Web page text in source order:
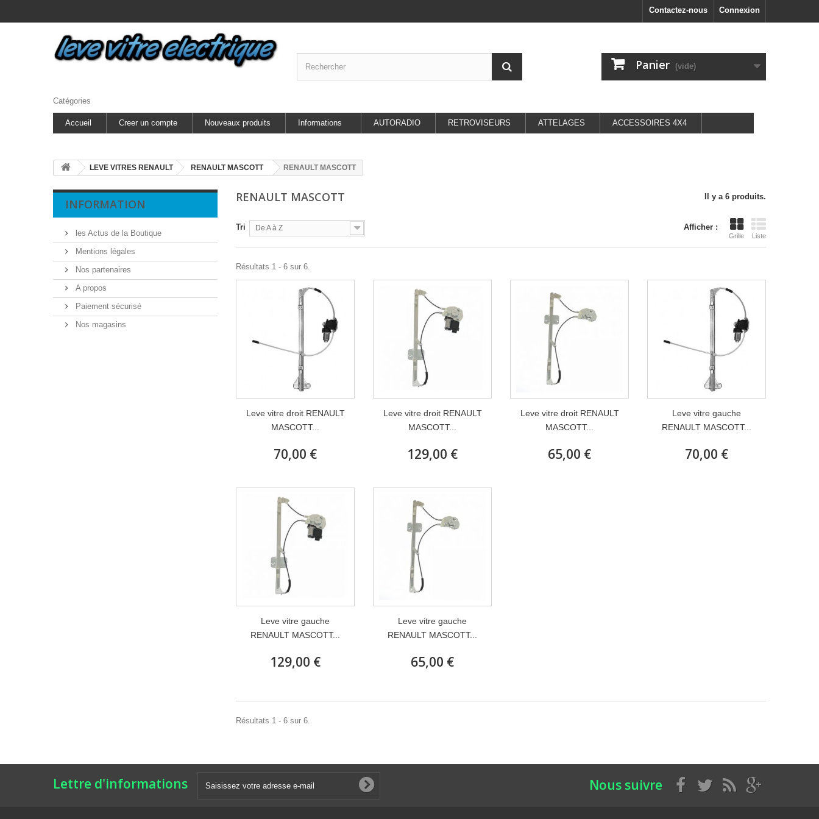
Connexion
Contactez-nous
Panier (vide)
Catégories
Accueil Creer un compte Nouveaux produits Informations AUTORADIO RETROVISEURS ATTELAGES ACCESSOIRES 4X4
LEVE VITRES RENAULT RENAULT MASCOTT RENAULT MASCOTT
INFORMATION
les Actus de la Boutique
Mentions légales
Nos partenaires
A propos
Paiement sécurisé
Nos magasins
RENAULT MASCOTT Il y a 6 produits.
Afficher :
Grille Liste
Tri De A à Z
Résultats 1 - 6 sur 6.
Leve vitre droit RENAULT
MASCOTT...
70,00 €
Leve vitre droit RENAULT
MASCOTT...
129,00 €
Leve vitre droit RENAULT
MASCOTT...
65,00 €
Leve vitre gauche
RENAULT MASCOTT...
70,00 €
Leve vitre gauche
RENAULT MASCOTT...
129,00 €
Leve vitre gauche
RENAULT MASCOTT...
65,00 €
Résultats 1 - 6 sur 6.
Lettre d'informations Nous suivre